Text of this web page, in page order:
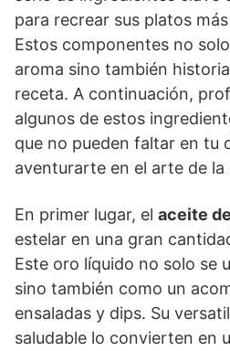
para recrear sus platos
Estos componentes no
aroma sino también
receta. A continuación,
algunos de estos
que no pueden faltar en tu
aventurarte en el arte de la
En primer lugar, el aceite
estelar en una gran
Este oro líquido no solo se
sino también como un
ensaladas y dips. Su
saludable lo convierten en